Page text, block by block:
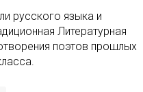
русского языка и
Литературная
поэтов прошлых